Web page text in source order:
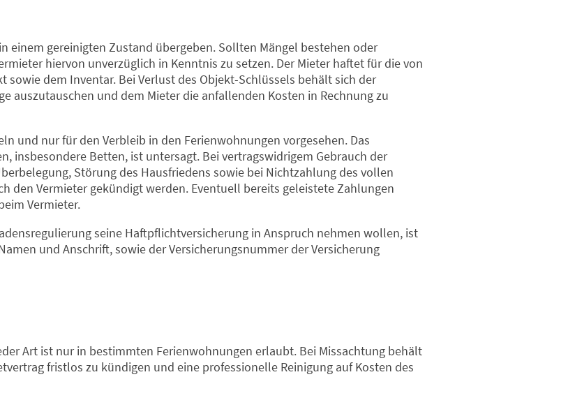
einem gereinigten Zustand übergeben. Sollten Mängel bestehen oder
hiervon unverzüglich in Kenntnis zu setzen. Der Mieter haftet für die von
sowie dem Inventar. Bei Verlust des Objekt-Schlüssels behält sich der
auszutauschen und dem Mieter die anfallenden Kosten in Rechnung zu
und nur für den Verbleib in den Ferienwohnungen vorgesehen. Das
insbesondere Betten, ist untersagt. Bei vertragswidrigem Gebrauch der
Störung des Hausfriedens sowie bei Nichtzahlung des vollen
den Vermieter gekündigt werden. Eventuell bereits geleistete Zahlungen
Vermieter.
seine Haftpflichtversicherung in Anspruch nehmen wollen, ist
und Anschrift, sowie der Versicherungsnummer der Versicherung
Art ist nur in bestimmten Ferienwohnungen erlaubt. Bei Missachtung behält
fristlos zu kündigen und eine professionelle Reinigung auf Kosten des